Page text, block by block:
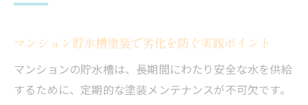
マンション貯水槽塗装で劣化を防ぐ実践ポイント
マンションの貯水槽は、長期間にわたり安全な水を供給
するために、定期的な塗装メンテナンスが不可欠です。